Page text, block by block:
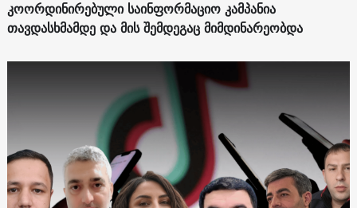
კოორდინირებული საინფორმაციო კამპანია
თავდასხმამდე და მის შემდეგაც მიმდინარეობდა